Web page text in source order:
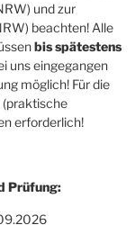
und zur
beachten! Alle
bis spätestens
uns eingegangen
möglich! Für die
(praktische
erforderlich!
Prüfung: